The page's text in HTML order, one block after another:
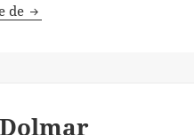
de Agria 3600 : motoculteur